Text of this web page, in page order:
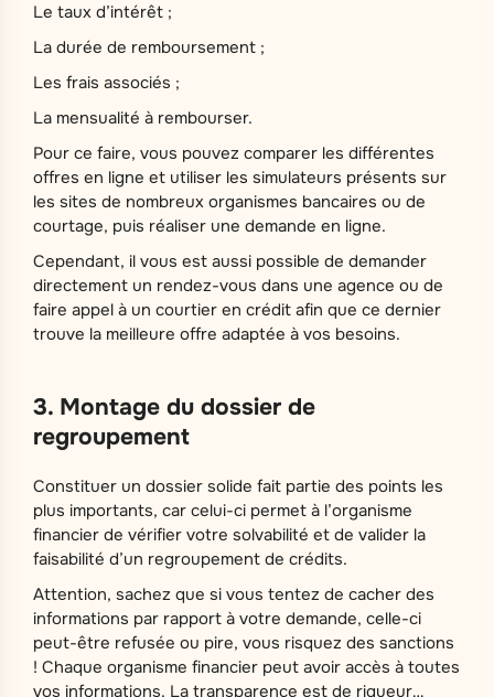
Le taux d’intérêt ;
La durée de remboursement ;
Les frais associés ;
La mensualité à rembourser.
Pour ce faire, vous pouvez comparer les différentes
offres en ligne et utiliser les simulateurs présents sur
les sites de nombreux organismes bancaires ou de
courtage, puis réaliser une demande en ligne.
Cependant, il vous est aussi possible de demander
directement un rendez-vous dans une agence ou de
faire appel à un courtier en crédit afin que ce dernier
trouve la meilleure offre adaptée à vos besoins.
3. Montage du dossier de
regroupement
Constituer un dossier solide fait partie des points les
plus importants, car celui-ci permet à l’organisme
financier de vérifier votre solvabilité et de valider la
faisabilité d’un regroupement de crédits.
Attention, sachez que si vous tentez de cacher des
informations par rapport à votre demande, celle-ci
peut-être refusée ou pire, vous risquez des sanctions
! Chaque organisme financier peut avoir accès à toutes
vos informations. La transparence est de rigueur…